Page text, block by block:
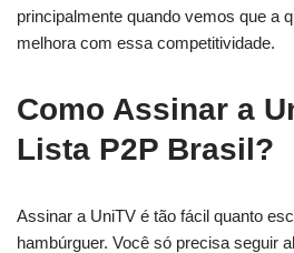
principalmente quando vemos que a
melhora com essa competitividade.
Como Assinar a
Lista P2P Brasil?
Assinar a UniTV é tão fácil quanto
hambúrguer. Você só precisa seguir